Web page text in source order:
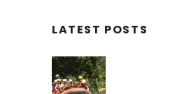
LATEST POSTS